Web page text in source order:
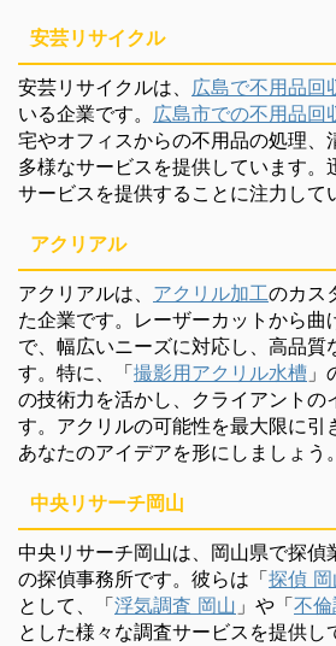
安芸リサイクル
安芸リサイクルは、 広島で不用品回
いる企業です。 広島市での不用品回
宅やオフィスからの不用品の処理、
多様なサービスを提供しています。
サービスを提供することに注力して
アクリアル
アクリアルは、 アクリル加工のカス
た企業です。レーザーカットから曲
で、幅広いニーズに対応し、高品質
す。特に、「撮影用アクリル水槽 」
の技術力を活かし、クライアントの
す。アクリルの可能性を最大限に引
あなたのアイデアを形にしましょう。
中央リサーチ岡山
中央リサーチ岡山は、岡山県で探偵
の探偵事務所です。彼らは「探偵 岡
として、「浮気調査 岡山 」や「不
とした様々な調査サービスを提供し